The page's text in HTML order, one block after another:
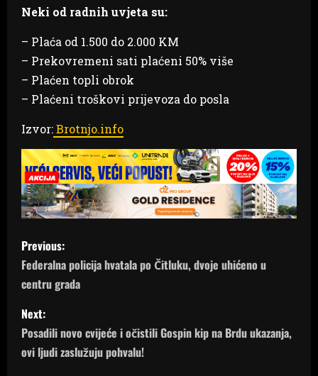
Neki od radnih uvjeta su:
– Plaća od 1.500 do 2.000 KM
– Prekovremeni sati plaćeni 50% više
– Plaćen topli obrok
– Plaćeni troškovi prijevoza do posla
Izvor:Brotnjo.info
P
o
s
t
n
Previous:
Federalna policija hvatala po Čitluku, dvoje uhićeno u
centru grada
Next:
Posadili novo cvijeće i očistili Gospin kip na Brdu ukazanja,
ovi ljudi zaslužuju pohvalu!